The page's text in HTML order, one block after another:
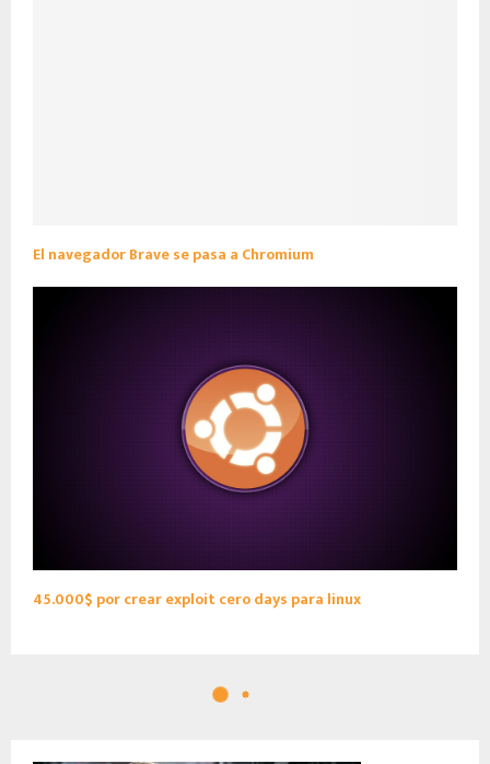
El navegador Brave se pasa a Chromium
45.000$ por crear exploit cero days para linux